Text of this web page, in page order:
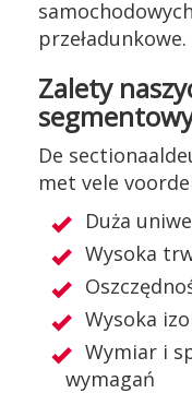
przeładunkowe.
Zalety
De
met vele
Duża
Wysoka
Wysoka
Wymiar i
wymagań